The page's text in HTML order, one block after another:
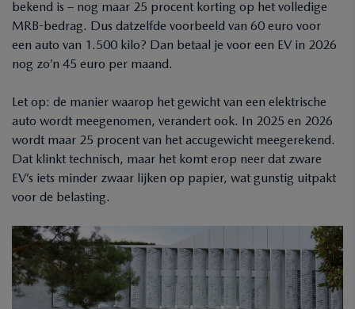
bekend is – nog maar 25 procent korting op het volledige
MRB-bedrag. Dus datzelfde voorbeeld van 60 euro voor
een auto van 1.500 kilo? Dan betaal je voor een EV in 2026
nog zo’n 45 euro per maand.
Let op: de manier waarop het gewicht van een elektrische
auto wordt meegenomen, verandert ook. In 2025 en 2026
wordt maar 25 procent van het accugewicht meegerekend.
Dat klinkt technisch, maar het komt erop neer dat zware
EV’s iets minder zwaar lijken op papier, wat gunstig uitpakt
voor de belasting.